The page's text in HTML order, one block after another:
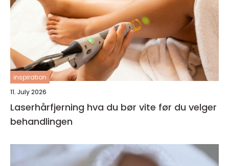
inspiration
11. July 2026
Laserhårfjerning hva du bør vite før du velger
behandlingen